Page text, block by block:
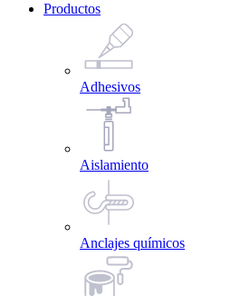
Productos
Adhesivos
Aislamiento
Anclajes químicos